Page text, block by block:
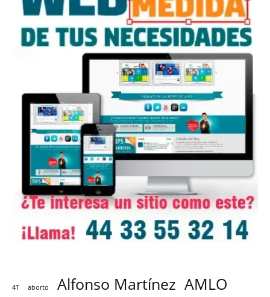
4T aborto Alfonso Martínez AMLO